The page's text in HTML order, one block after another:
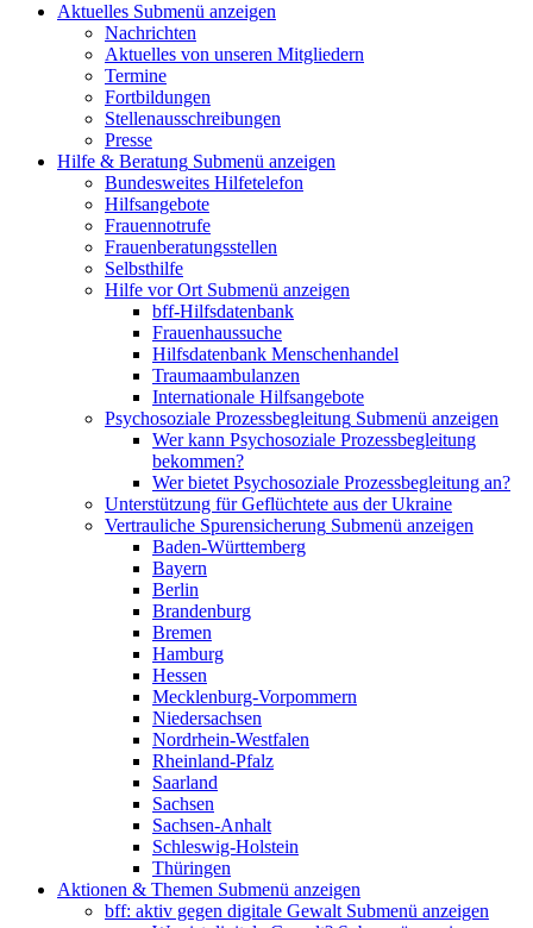
Aktuelles Submenü anzeigen
Nachrichten
Aktuelles von unseren Mitgliedern
Termine
Fortbildungen
Stellenausschreibungen
Presse
Hilfe & Beratung Submenü anzeigen
Bundesweites Hilfetelefon
Hilfsangebote
Frauennotrufe
Frauenberatungsstellen
Selbsthilfe
Hilfe vor Ort Submenü anzeigen
bff-Hilfsdatenbank
Frauenhaussuche
Hilfsdatenbank Menschenhandel
Traumaambulanzen
Internationale Hilfsangebote
Psychosoziale Prozessbegleitung Submenü anzeigen
Wer kann Psychosoziale Prozessbegleitung
bekommen?
Wer bietet Psychosoziale Prozessbegleitung an?
Unterstützung für Geflüchtete aus der Ukraine
Vertrauliche Spurensicherung Submenü anzeigen
Baden-Württemberg
Bayern
Berlin
Brandenburg
Bremen
Hamburg
Hessen
Mecklenburg-Vorpommern
Niedersachsen
Nordrhein-Westfalen
Rheinland-Pfalz
Saarland
Sachsen
Sachsen-Anhalt
Schleswig-Holstein
Thüringen
Aktionen & Themen Submenü anzeigen
bff: aktiv gegen digitale Gewalt Submenü anzeigen